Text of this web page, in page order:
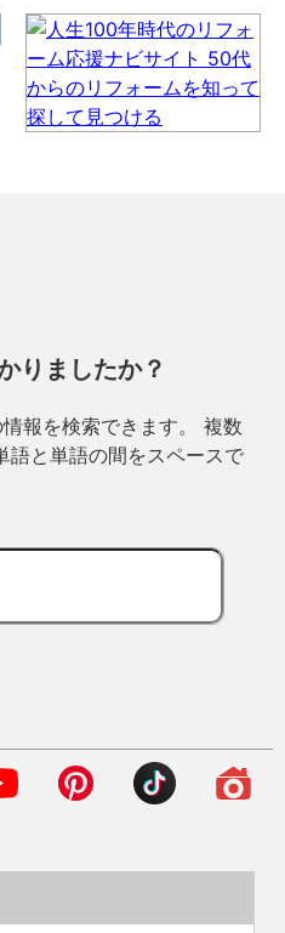
りましたか？
報を検索できます。 複数
語と単語の間をスペースで